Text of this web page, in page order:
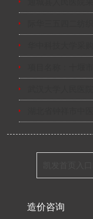
造价咨询